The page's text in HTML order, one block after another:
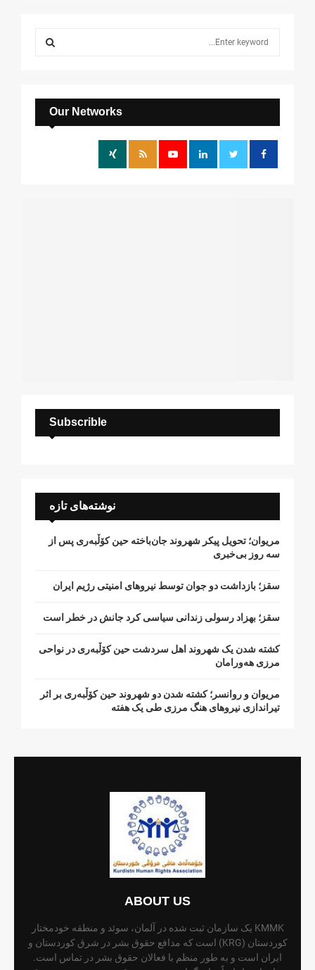
f
o
E
A
Our Networks
Subscrible
نوشته‌های تازه
مریوان؛ تحویل پیکر شهروند جان‌باخته حین کۆڵبەری پس از
سە روز بی‌خبری
سقز؛ بازداشت دو جوان توسط نیروهای امنیتی رژیم ایران
سقز؛ بهزاد رسولی زندانی سیاسی کرد جانش در خطر است
کشتە شدن یک شهروند اهل سردشت حین کۆڵبەری در نواحی
مرزی هەورامان
مریوان و روانسر؛ کشته شدن دو شهروند حین کۆڵبەری بر اثر
تیراندازی نیروهای هنگ مرزی طی یک هفته
ABOUT US
KMMK یک سازمان ثبت شده در آلمان، سوئد و منطقه خودمختار
کوردستان (KRG) است که مدافع حقوق بشر در شرق کوردستان و
ایران است و به طور منظم با فعالان حقوق بشر در تماس است.